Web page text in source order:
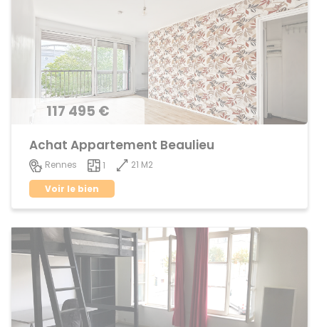
117 495 €
Achat Appartement Beaulieu
Rennes 1
21 M2
Voir le bien